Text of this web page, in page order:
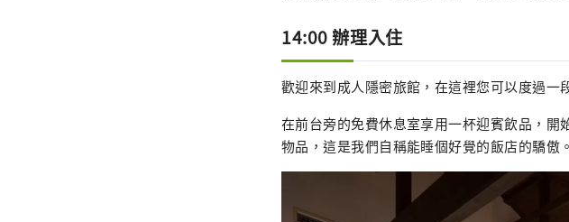
14:00 辦理入住
歡迎來到成人隱密旅館，在這裡您可以度過一
在前台旁的免費休息室享用一杯迎賓飲品，
物品，這是我們自稱能睡個好覺的飯店的驕傲